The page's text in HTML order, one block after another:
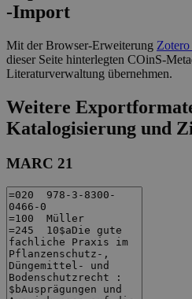
-Import
Mit der Browser-Erweiterung
dieser Seite hinterlegten COinS-
Literaturverwaltung übernehmen.
Weitere
Katalogisierung und
MARC 21